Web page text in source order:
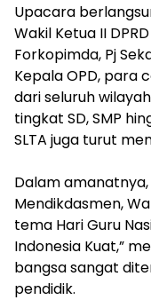
‎Upacara
Wakil Ketua II
Forkopimda, Pj
Kepala OPD, para
dari seluruh
tingkat SD, SMP
SLTA juga turut
‎Dalam
Mendikdasmen,
tema Hari Guru
Indonesia Kuat,”
bangsa sangat
pendidik.